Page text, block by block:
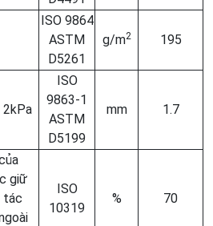
ISO 9864
ASTM
D5261
g/m2 195
ISO
9863-1
ASTM
D5199
mm 1.7
giữ
tác
ISO
10319
% 70